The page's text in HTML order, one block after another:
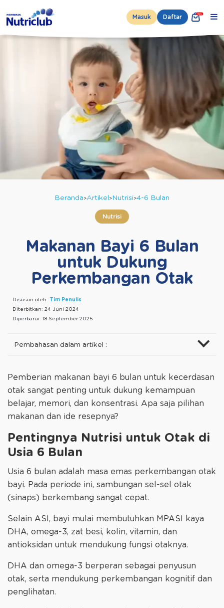
Masuk Daftar
Beranda Artikel Nutrisi 4-6 Bulan
Nutrisi
Makanan Bayi 6 Bulan
untuk Dukung
Perkembangan Otak
Disusun oleh: Tim Penulis
Diterbitkan: 24 Juni 2024
Diperbarui: 18 September 2025
Pembahasan dalam artikel :
Pemberian makanan bayi 6 bulan untuk kecerdasan
otak sangat penting untuk dukung kemampuan
belajar, memori, dan konsentrasi. Apa saja pilihan
makanan dan ide resepnya?
Pentingnya Nutrisi untuk Otak di
Usia 6 Bulan
Usia 6 bulan adalah masa emas perkembangan otak
bayi. Pada periode ini, sambungan sel-sel otak
(sinaps) berkembang sangat cepat.
Selain ASI, bayi mulai membutuhkan MPASI kaya
DHA, omega-3, zat besi, kolin, vitamin, dan
antioksidan untuk mendukung fungsi otaknya.
DHA dan omega-3 berperan sebagai penyusun
otak, serta mendukung perkembangan kognitif dan
penglihatan.